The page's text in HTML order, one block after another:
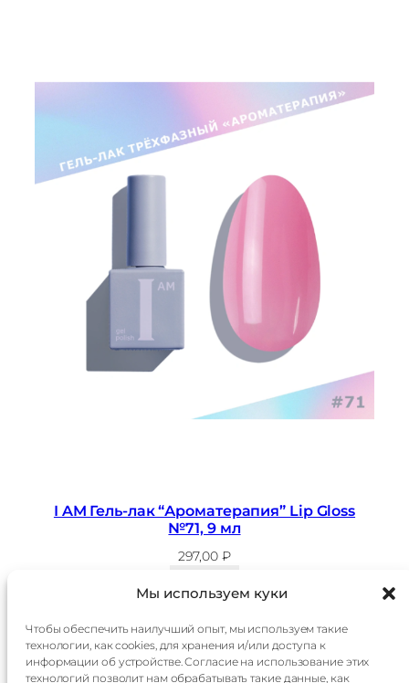
Мы используем куки
Чтобы обеспечить наилучший опыт, мы используем такие
технологии, как cookies, для хранения и/или доступа к
информации об устройстве. Согласие на использование этих
технологий позволит нам обрабатывать такие данные, как
I AM Гель-лак “Ароматерапия” Lip Gloss
№71, 9 мл
297,00 ₽
Главная
Каталог
Доставка
Оплата